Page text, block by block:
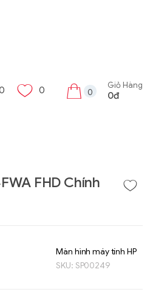
0 0
Giỏ Hàng
0đ
FHD Chính
Màn hình máy tính HP
SKU: SP00249